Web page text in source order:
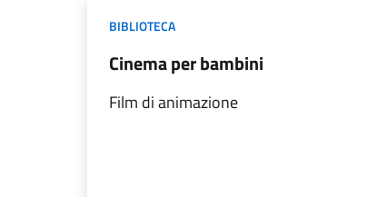
BIBLIOTECA
Cinema per bambini
Film di animazione